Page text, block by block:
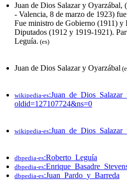
Juan de Dios Salazar y
- Valencia, 8 de marzo de 1923)
Fue ministro de Gobierno (1911) y
Diputados (1912 y 1919-1921).
Leguía. (es)
Juan de Dios Salazar y Oyarzábal
wikipedia-es
oldid=127107724&ns=0
wikipedia-es
dbpedia-es:Roberto_Leguía
dbpedia-es
dbpedia-es:Juan_Pardo_y_Barreda